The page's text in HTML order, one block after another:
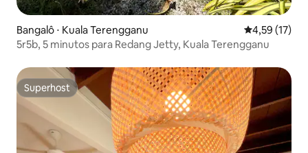
Bangalô ⋅ Kuala Terengganu 4,59 de uma
4,59 (17)
5r5b, 5 minutos para Redang Jetty, Kuala Terengganu
Superhost
Superhost